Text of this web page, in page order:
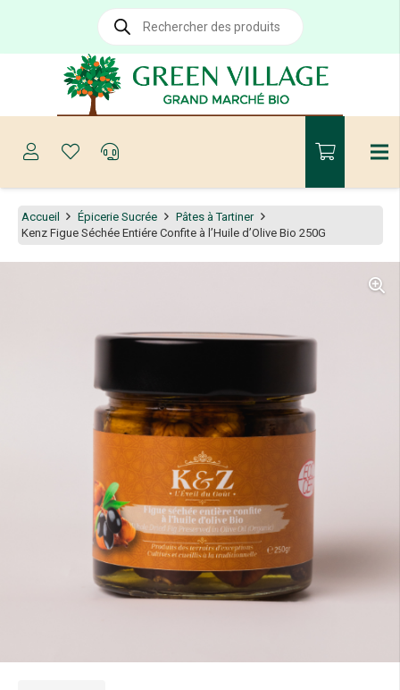
Recherche
produits
Accueil Épicerie Sucrée
Pâtes à Tartiner
Kenz Figue Séchée Entiére Confite à l’Huile d’Olive Bio 250G